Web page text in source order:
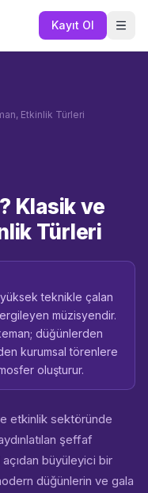
Kayıt Ol
Etkinlik Türleri
Klasik ve
Türleri
yüksek teknikle çalan
müzisyendir.
düğünlerden
kurumsal törenlere
oluşturur.
etkinlik sektöründe
şeffaf
büyüleyici bir
düğünlerin ve gala